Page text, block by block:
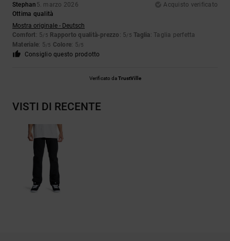
Stephan 5. marzo 2026
Acquisto verificato
Ottima qualità
Mostra originale - Deutsch
Comfort: 5/5 Rapporto qualità-prezzo : 5/5 Taglia: Taglia perfetta
Materiale: 5/5 Colore: 5/5
Consiglio questo prodotto
Verificato daTrustVille
VISTI DI RECENTE